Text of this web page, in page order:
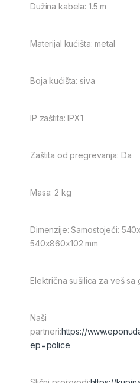
Dužina kabela: 1.5 m
Materijal kućišta: metal
Boja kućišta: siva
IP zaštita: IPX1
Zaštita od pregrevanja: Da
Masa: 2 kg
Dimenzije: Samostojeći:
540x860x102 mm
Električna sušilica za veš sa
Naši
partneri:https://
ep=police